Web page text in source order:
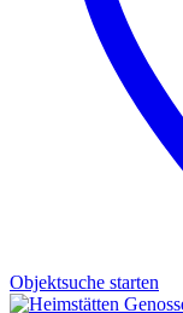
Objektsuche starten